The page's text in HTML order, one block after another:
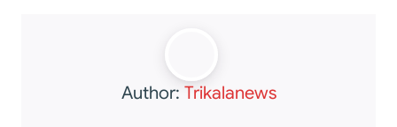
Author: Trikalanews